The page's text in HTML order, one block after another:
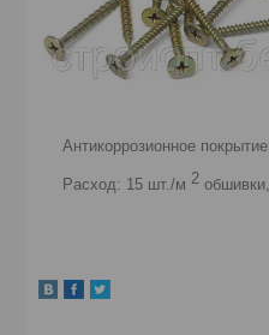
Антикоррозионное
Расход: 15 шт./м 2